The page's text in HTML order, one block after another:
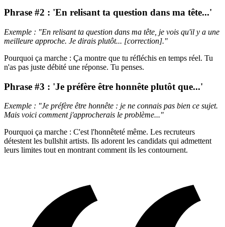
Phrase #2 : 'En relisant ta question dans ma tête...'
Exemple : "En relisant ta question dans ma tête, je vois qu'il y a une
meilleure approche. Je dirais plutôt... [correction]."
Pourquoi ça marche : Ça montre que tu réfléchis en temps réel. Tu
n'as pas juste débité une réponse. Tu penses.
Phrase #3 : 'Je préfère être honnête plutôt que...'
Exemple : "Je préfère être honnête : je ne connais pas bien ce sujet.
Mais voici comment j'approcherais le problème..."
Pourquoi ça marche : C'est l'honnêteté même. Les recruteurs
détestent les bullshit artists. Ils adorent les candidats qui admettent
leurs limites tout en montrant comment ils les contournent.